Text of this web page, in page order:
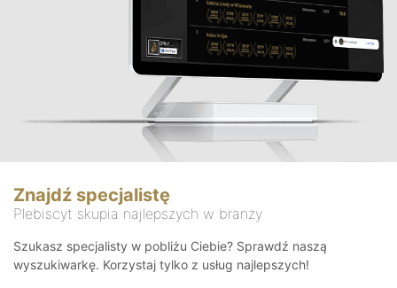
Znajdź specjalistę
Plebiscyt skupia najlepszych w branży
Szukasz specjalisty w pobliżu Ciebie? Sprawdź naszą
wyszukiwarkę. Korzystaj tylko z usług najlepszych!